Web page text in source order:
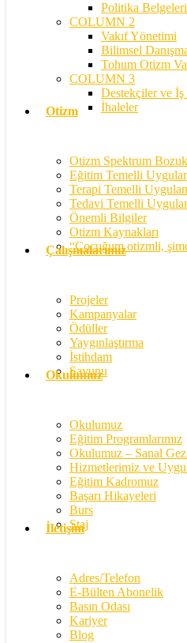
Politika Belgeleri
COLUMN 2
Vakıf Yönetimi
Bilimsel
Tohum Otizm
COLUMN 3
Destekçiler ve
İhaleler
Otizm
Otizm Spektrum
Eğitim Temelli
Terapi Temelli
Tedavi Temelli
Önemli Bilgiler
Otizm Kaynakları
“Çocuğum otizmli,
Çalışmalarımız
Projeler
Kampanyalar
Ödüller
Yaygınlaştırma
İstihdam
Savunu
Okulumuz
Okulumuz
Eğitim Programlarımız
Okulumuz – Sanal
Hizmetlerimiz ve
Eğitim Kadromuz
Başarı Hikayeleri
Burs
Staj
İletişim
Adres/Telefon
E-Bülten Abonelik
Basın Odası
Kariyer
Blog